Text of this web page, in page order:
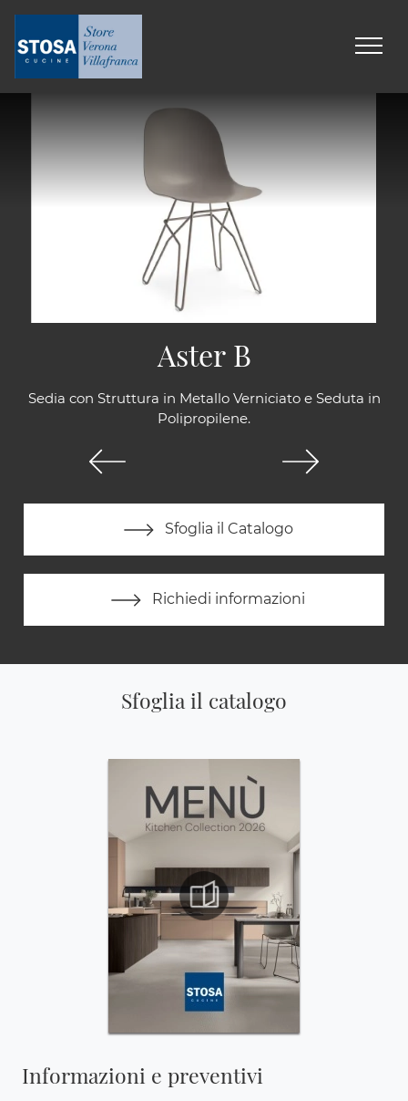
Sedia con Struttura in Metallo Verniciato e Seduta in
Polipropilene.
Sfoglia il Catalogo
Richiedi informazioni
Aster B
Sfoglia il catalogo
Informazioni e preventivi